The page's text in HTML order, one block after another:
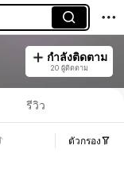
กำลังติดตาม
20 ผู้ติดตาม
รีวิว
ตัวกรอง